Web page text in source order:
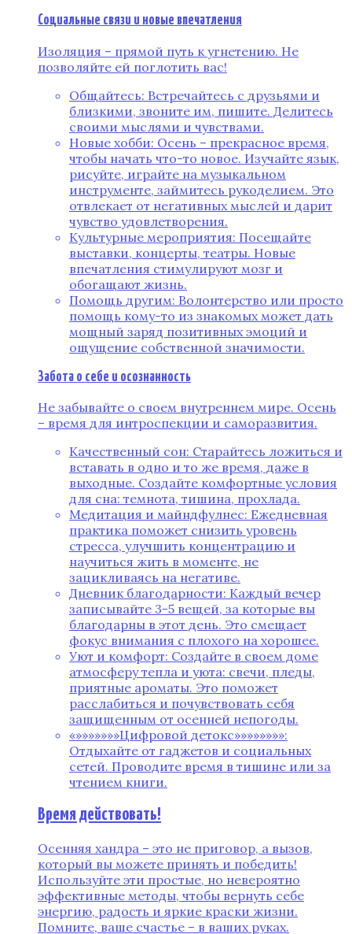
Социальные связи и новые впечатления
Изоляция – прямой путь к угнетению. Не
позволяйте ей поглотить вас!
Общайтесь: Встречайтесь с друзьями и
близкими, звоните им, пишите. Делитесь
своими мыслями и чувствами.
Новые хобби: Осень – прекрасное время,
чтобы начать что-то новое. Изучайте язык,
рисуйте, играйте на музыкальном
инструменте, займитесь рукоделием. Это
отвлекает от негативных мыслей и дарит
чувство удовлетворения.
Культурные мероприятия: Посещайте
выставки, концерты, театры. Новые
впечатления стимулируют мозг и
обогащают жизнь.
Помощь другим: Волонтерство или просто
помощь кому-то из знакомых может дать
мощный заряд позитивных эмоций и
ощущение собственной значимости.
Забота о себе и осознанность
Не забывайте о своем внутреннем мире. Осень
– время для интроспекции и саморазвития.
Качественный сон: Старайтесь ложиться и
вставать в одно и то же время, даже в
выходные. Создайте комфортные условия
для сна: темнота, тишина, прохлада.
Медитация и майндфулнес: Ежедневная
практика поможет снизить уровень
стресса, улучшить концентрацию и
научиться жить в моменте, не
зацикливаясь на негативе.
Дневник благодарности: Каждый вечер
записывайте 3-5 вещей, за которые вы
благодарны в этот день. Это смещает
фокус внимания с плохого на хорошее.
Уют и комфорт: Создайте в своем доме
атмосферу тепла и уюта: свечи, пледы,
приятные ароматы. Это поможет
расслабиться и почувствовать себя
защищенным от осенней непогоды.
«»»»»»»»Цифровой детокс»»»»»»»»:
Отдыхайте от гаджетов и социальных
сетей. Проводите время в тишине или за
чтением книги.
Время действовать!
Осенняя хандра – это не приговор, а вызов,
который вы можете принять и победить!
Используйте эти простые, но невероятно
эффективные методы, чтобы вернуть себе
энергию, радость и яркие краски жизни.
Помните, ваше счастье – в ваших руках.